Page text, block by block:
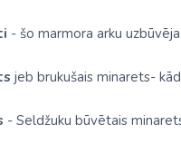
- šo marmora arku
jeb brukušais minarets-
- Seldžuku būvētais